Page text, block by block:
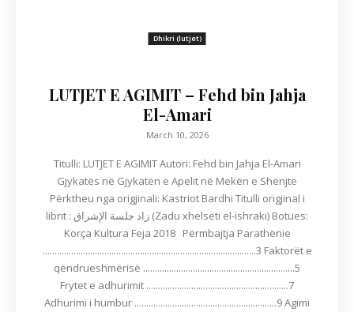
Dhikri (lutjet)
LUTJET E AGIMIT – Fehd bin Jahja
El-Amari
March 10, 2026
Titulli: LUTJET E AGIMIT Autori: Fehd bin Jahja El-Amari
Gjykatës në Gjykatën e Apelit në Mekën e Shenjtë
Përktheu nga origjinali: Kastriot Bardhi Titulli origjinal i
librit : زاد جلسة الإشراق (Zadu xhelseti el-ishraki) Botues:
Korça Kultura Feja 2018 Përmbajtja Parathënie
..........................................................................................3 Faktorët e
qëndrueshmërisë ................................................................5
Frytet e adhurimit ............................................................7
Adhurimi i humbur ............................................................9 Agimi